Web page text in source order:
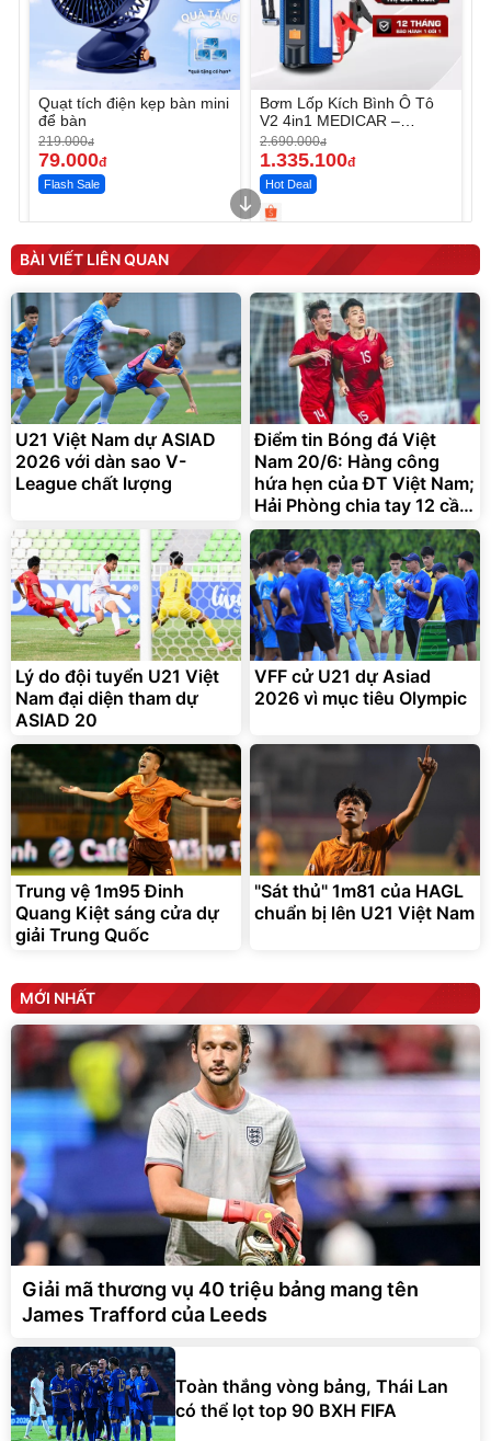
Quạt tích điện kẹp bàn mini
để bàn
219.000đ
79.000đ
Flash Sale
Bơm Lốp Kích Bình Ô Tô
V2 4in1 MEDICAR –
12.000mAh
2.690.000đ
1.335.100đ
Hot Deal
Máy ép chậm trái cây
Elmich JEE 1855OL
3.000.000đ
2.143.650
Flash Sale
Máy rửa xe cầm tay xịt rửa
cao áp có tạo bọt tuyết
399.000đ
Đã bán nhiều
Bạt phủ xe ô tô cao cấp,
tráng nhôm 03 lớp
392.000đ
325.000đ
Đã bán nhiều
Xe đạp điện trợ lực G-
Force C14 gấp gọn bỏ cốp
tiện lợi
9.900.000
7.092.000 đ
Đang xem nhiều
G-FORCE VIETNA
BÀI VIẾT LIÊN QUAN
U21 Việt Nam dự ASIAD
2026 với dàn sao V-
League chất lượng
Điểm tin Bóng đá Việt
Nam 20/6: Hàng công
hứa hẹn của ĐT Việt Nam;
Hải Phòng chia tay 12 cầu
thủ
Lý do đội tuyển U21 Việt
Nam đại diện tham dự
ASIAD 20
VFF cử U21 dự Asiad
2026 vì mục tiêu Olympic
Trung vệ 1m95 Đinh
Quang Kiệt sáng cửa dự
giải Trung Quốc
"Sát thủ" 1m81 của HAGL
chuẩn bị lên U21 Việt Nam
MỚI NHẤT
Giải mã thương vụ 40 triệu bảng mang tên
James Trafford của Leeds
Toàn thắng vòng bảng, Thái Lan
có thể lọt top 90 BXH FIFA